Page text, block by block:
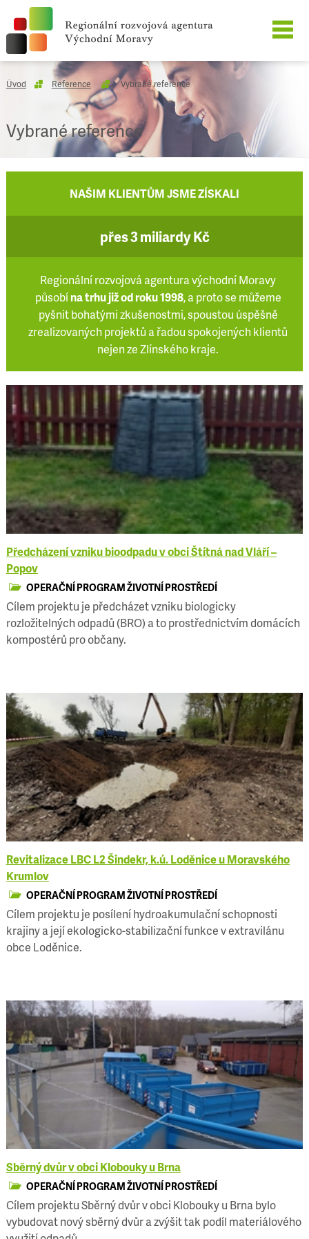
O SPOLEČNOSTI
NAŠE SLUŽBY
REFERENCE
KONTAKT
Úvod Reference Vybrané reference
Vybrané reference
NAŠIM KLIENTŮM JSME ZÍSKALI
přes 3 miliardy Kč
Regionální rozvojová agentura východní Moravy
působína trhu již od roku 1998, a proto se můžeme
pyšnit bohatými zkušenostmi, spoustou úspěšně
zrealizovaných projektů a řadou spokojených klientů
nejen ze Zlínského kraje.
Předcházení vzniku bioodpadu v obci Štítná nad Vláří –
Popov
OPERAČNÍ PROGRAM ŽIVOTNÍ PROSTŘEDÍ
Cílem projektu je předcházet vzniku biologicky
rozložitelných odpadů (BRO) a to prostřednictvím domácích
kompostérů pro občany.
Revitalizace LBC L2 Šindekr, k.ú. Loděnice u Moravského
Krumlov
OPERAČNÍ PROGRAM ŽIVOTNÍ PROSTŘEDÍ
Cílem projektu je posílení hydroakumulační schopnosti
krajiny a její ekologicko-stabilizační funkce v extravilánu
obce Loděnice.
Sběrný dvůr v obci Klobouky u Brna
OPERAČNÍ PROGRAM ŽIVOTNÍ PROSTŘEDÍ
Cílem projektu Sběrný dvůr v obci Klobouky u Brna bylo
vybudovat nový sběrný dvůr a zvýšit tak podíl materiálového